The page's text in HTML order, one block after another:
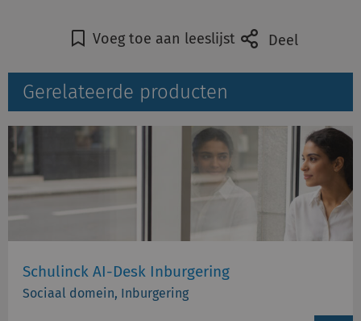
Voeg toe aan leeslijst Deel
Gerelateerde producten
Schulinck AI-Desk Inburgering
Sociaal domein, Inburgering